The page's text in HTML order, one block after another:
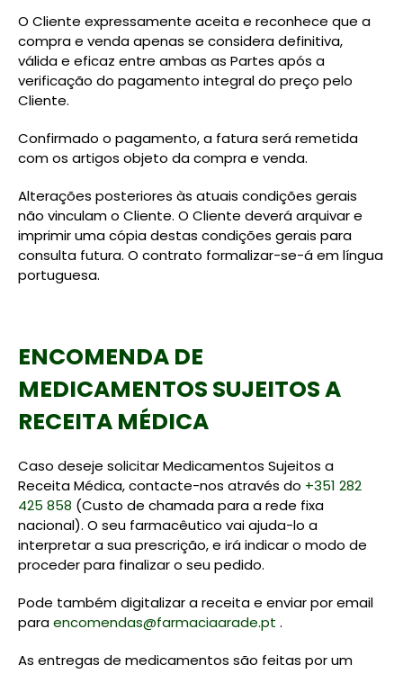
O Cliente expressamente aceita e reconhece que a
compra e venda apenas se considera definitiva,
válida e eficaz entre ambas as Partes após a
verificação do pagamento integral do preço pelo
Cliente.
Confirmado o pagamento, a fatura será remetida
com os artigos objeto da compra e venda.
Alterações posteriores às atuais condições gerais
não vinculam o Cliente. O Cliente deverá arquivar e
imprimir uma cópia destas condições gerais para
consulta futura. O contrato formalizar-se-á em língua
portuguesa.
ENCOMENDA DE
MEDICAMENTOS SUJEITOS A
RECEITA MÉDICA
Caso deseje solicitar Medicamentos Sujeitos a
Receita Médica, contacte-nos através do +351 282
425 858 (Custo de chamada para a rede fixa
nacional). O seu farmacêutico vai ajuda-lo a
interpretar a sua prescrição, e irá indicar o modo de
proceder para finalizar o seu pedido.
Pode também digitalizar a receita e enviar por email
paraencomendas@farmaciaarade.pt .
As entregas de medicamentos são feitas por um